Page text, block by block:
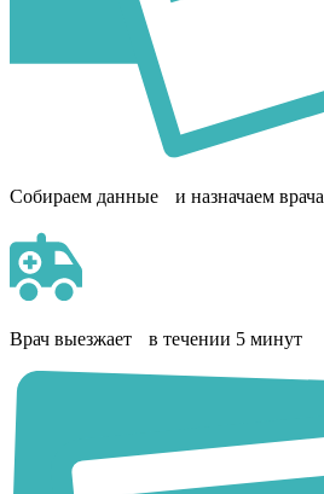
Собираем данные и назначаем врача
Врач выезжает в течении 5 минут